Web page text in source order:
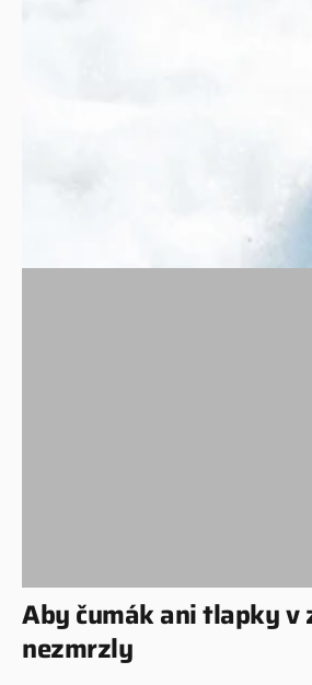
Aby čumák ani tlapky v
nezmrzly